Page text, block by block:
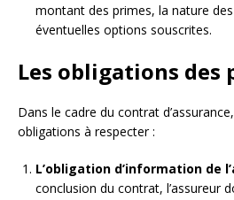
montant des primes, la nature
éventuelles options souscrites.
Les obligations des
Dans le cadre du contrat
obligations à respecter :
L’obligation d’information de
conclusion du contrat, l’assureur